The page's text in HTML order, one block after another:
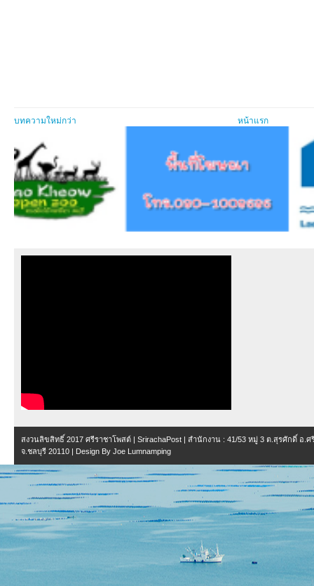
บทความใหม่กว่า หน้าแรก
สงวนลิขสิทธิ์ 2017 ศรีราชาโพสต์ | SrirachaPost | สำนักงาน : 41/53 หมู่ 3 ต.สุรศักดิ์ อ.ศ
จ.ชลบุรี 20110 | Design By Joe Lumnamping